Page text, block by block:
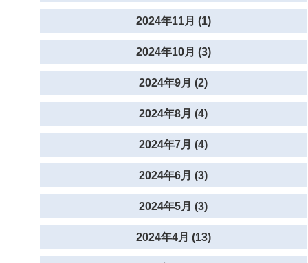
2024年11月 (1)
2024年10月 (3)
2024年9月 (2)
2024年8月 (4)
2024年7月 (4)
2024年6月 (3)
2024年5月 (3)
2024年4月 (13)